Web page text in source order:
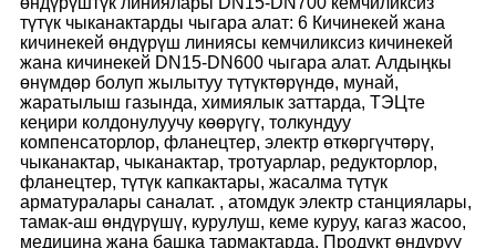
түтүк чыканактарды чыгара алат: 6 Кичинекей жана
кичинекей өндүрүш линиясы кемчиликсиз кичинекей
жана кичинекей DN15-DN600 чыгара алат. Алдыңкы
өнүмдөр болуп жылытуу түтүктөрүндө, мунай,
жаратылыш газында, химиялык заттарда, ТЭЦте
кеңири колдонулуучу көөрүгү, толкундуу
компенсаторлор, фланецтер, электр өткөргүчтөрү,
чыканактар, чыканактар, тротуарлар, редукторлор,
фланецтер, түтүк капкактары, жасалма түтүк
арматуралары саналат. , атомдук электр станциялары,
тамак-аш өндүрүшү, курулуш, кеме куруу, кагаз жасоо,
медицина жана башка тармактарда. Продукт өндүрүү